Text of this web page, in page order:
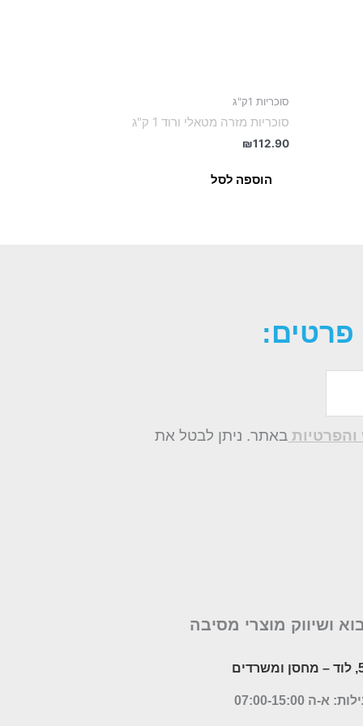
סוכריות 1ק"ג
סוכריות מזרה מטאלי ורוד 1 ק"ג
₪112.90
הוספה לסל
פרטים:
באתר. ניתן לבטל את
ושיווק מוצרי מסיבה
– מחסן ומשרדים
ה 07:00-15:00